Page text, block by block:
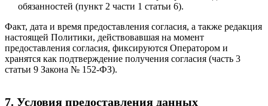
обязанностей (пункт 2 части 1 статьи 6).
Факт, дата и время предоставления согласия, а также редакция
настоящей Политики, действовавшая на момент
предоставления согласия, фиксируются Оператором и
хранятся как подтверждение получения согласия (часть 3
статьи 9 Закона № 152-ФЗ).
7. Условия предоставления данных